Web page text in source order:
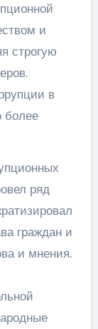
и
строгую
в
более
ряд
граждан и
и мнения.